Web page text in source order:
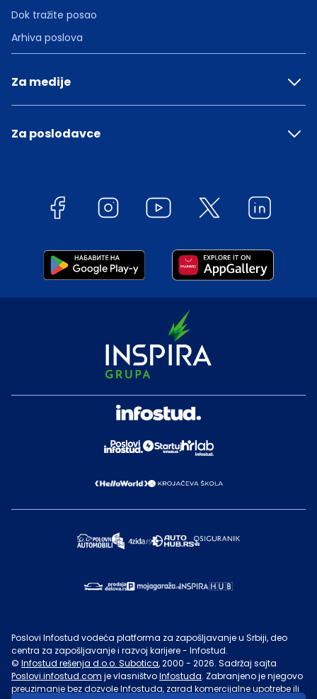
Dok tražite posao
Arhiva poslova
Za medije
Za poslodavce
Poslovi Infostud vodeća platforma za zapošljavanje u Srbiji, deo
centra za zapošljavanje i razvoj karijere - Infostud.
© Infostud rešenja d.o.o. Subotica, 2000 - 2026. Sadržaj sajta
Poslovi.infostud.com je vlasništvoInfostuda. Zabranjeno je njegovo
preuzimanje bez dozvoleInfostuda, zarad komercijalne upotrebe ili